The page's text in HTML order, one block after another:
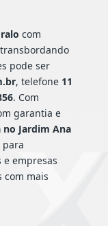
ralo com
pode ser
, telefone 11
. Com
garantia e
Jardim Ana
e empresas
com mais